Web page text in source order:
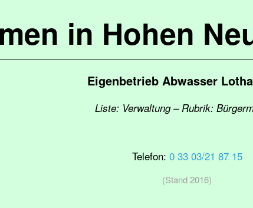
in Hohen
Eigenbetrieb Abwasser
Liste: Verwaltung – Rubrik:
Telefon: 0 33 03/21 87 15
(Stand 2016)